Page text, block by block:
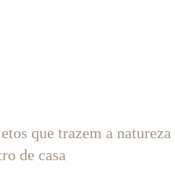
que trazem a natureza
de casa